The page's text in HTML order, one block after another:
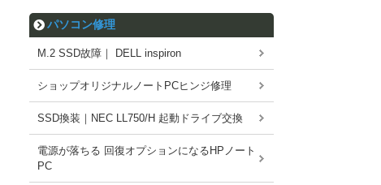
パソコン修理
M.2 SSD故障｜ DELL inspiron
ショップオリジナルノートPCヒンジ修理
SSD換装｜NEC LL750/H 起動ドライブ交換
電源が落ちる 回復オプションになるHPノート
PC